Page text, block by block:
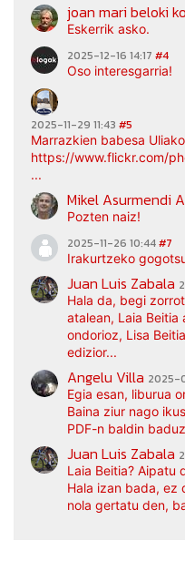
joan mari beloki
Eskerrik asko.
2025-12-16 14:17 #4
Oso interesgarria!
2025-11-29 11:43 #5
Marrazkien babesa
https://www.flickr.com/
...
Mikel Asurmendi
Pozten naiz!
2025-11-26 10:44#7
Irakurtzeko
Juan Luis Zabala
Hala da, begi
atalean, Laia
ondorioz, Lisa
edizior...
Angelu Villa 2025-
Egia esan, liburua
Baina ziur nago
PDF-n baldin
Juan Luis Zabala
Laia Beitia? Aipatu
Hala izan bada,
nola gertatu den,